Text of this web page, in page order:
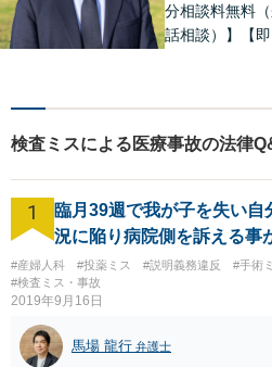
分相談料無料
話相談）】【即
分】【当日・
題など経験と
依頼者様の不
題解決へ導き
検査ミスによる医療事故の法律
1
臨月39週で我が子を失い
況に陥り病院側を訴える事
#産婦人科 #投薬ミス #説明義務違反 #手術
#検査ミス・事故
2019年9月16日
馬場 龍行 弁護士